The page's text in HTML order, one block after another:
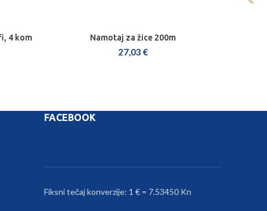
4 kom DODAJ U KOŠARICU
Namotaj za žice 200m
27,03 €
FACEBOOK
Fiksni tečaj konverzije: 1 € = 7.53450 Kn